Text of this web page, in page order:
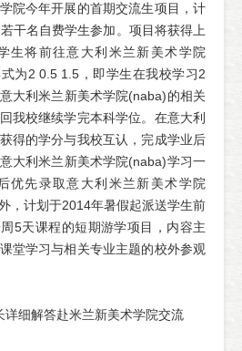
今年开展的首期交流生项目，计
干名自费学生参加。项目将获得上
生将前往意大利米兰新美术学院
为2 0.5 1.5，即学生在我校学习2
大利米兰新美术学院(naba)的相关
我校继续学完本科学位。在意大利
得的学分与我校互认，完成学业后
大利米兰新美术学院(naba)学习一
优先录取意大利米兰新美术学院
，计划于2014年暑假起派送学生前
5天课程的短期游学项目，内容主
堂学习与相关专业主题的校外参观
解答赴米兰新美术学院交流